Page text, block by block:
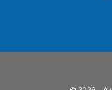
Utilizamos
elaborado a partir